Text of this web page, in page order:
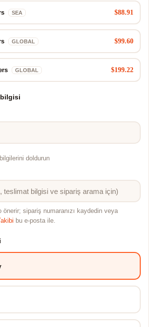
SEA $88.91
GLOBAL $99.60
GLOBAL $199.22
doldurun
önerir; sipariş numaranızı kaydedin veya
bu e-posta ile.